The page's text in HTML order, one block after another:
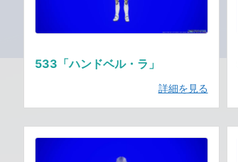
533「ハンドベル・ラ」
詳細を見る